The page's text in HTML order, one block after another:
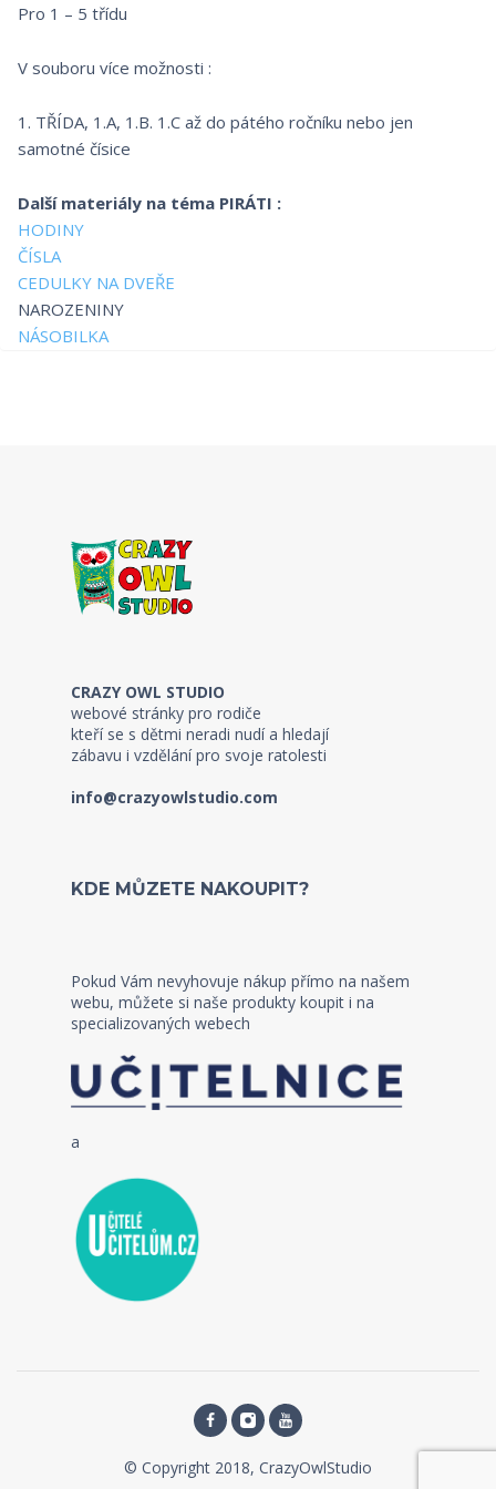
Pro 1 – 5 třídu
V souboru více možnosti :
1. TŘÍDA, 1.A, 1.B. 1.C až do pátého ročníku nebo jen
samotné čísice
Další materiály na téma PIRÁTI :
HODINY
ČÍSLA
CEDULKY NA DVEŘE
NAROZENINY
NÁSOBILKA
CRAZY OWL STUDIO
webové stránky pro rodiče
kteří se s dětmi neradi nudí a hledají
zábavu i vzdělání pro svoje ratolesti
info@crazyowlstudio.com
KDE MŮZETE NAKOUPIT?
Pokud Vám nevyhovuje nákup přímo na našem
webu, můžete si naše produkty koupit i na
specializovaných webech
a
© Copyright 2018, CrazyOwlStudio